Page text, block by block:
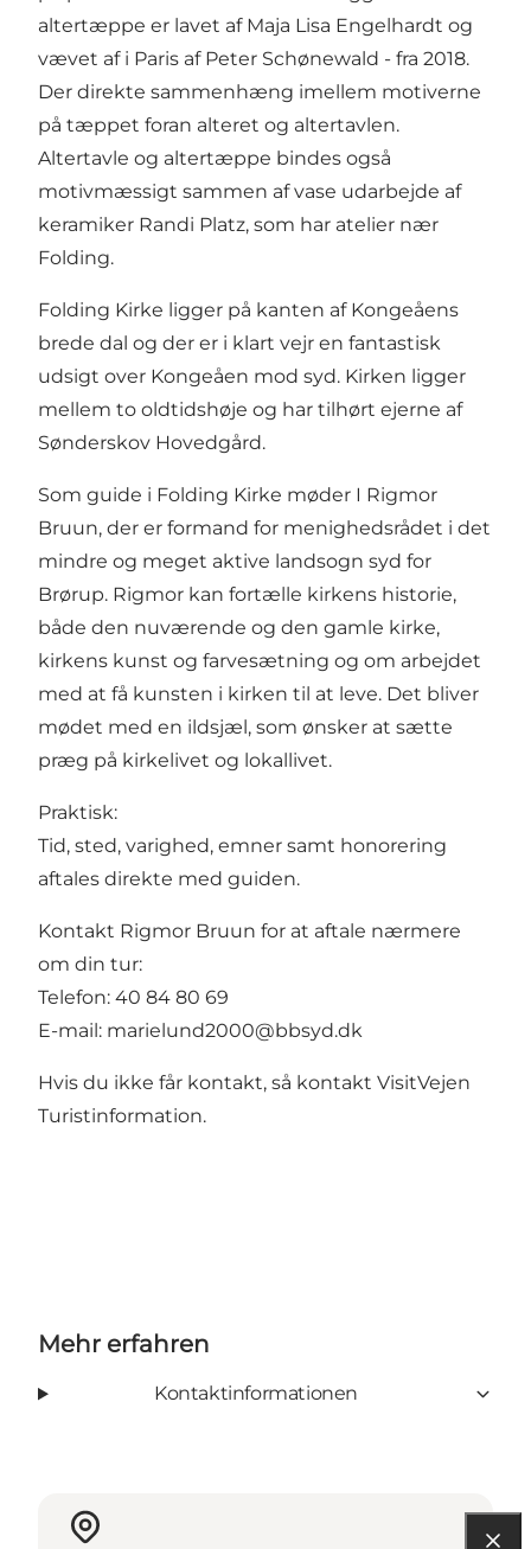
altertæppe er lavet af Maja Lisa Engelhardt og
vævet af i Paris af Peter Schønewald - fra 2018.
Der direkte sammenhæng imellem motiverne
på tæppet foran alteret og altertavlen.
Altertavle og altertæppe bindes også
motivmæssigt sammen af vase udarbejde af
keramiker Randi Platz, som har atelier nær
Folding.
Folding Kirke ligger på kanten af Kongeåens
brede dal og der er i klart vejr en fantastisk
udsigt over Kongeåen mod syd. Kirken ligger
mellem to oldtidshøje og har tilhørt ejerne af
Sønderskov Hovedgård.
Som guide i Folding Kirke møder I Rigmor
Bruun, der er formand for menighedsrådet i det
mindre og meget aktive landsogn syd for
Brørup. Rigmor kan fortælle kirkens historie,
både den nuværende og den gamle kirke,
kirkens kunst og farvesætning og om arbejdet
med at få kunsten i kirken til at leve. Det bliver
mødet med en ildsjæl, som ønsker at sætte
præg på kirkelivet og lokallivet.
Praktisk:
Tid, sted, varighed, emner samt honorering
aftales direkte med guiden.
Kontakt Rigmor Bruun for at aftale nærmere
om din tur:
Telefon: 40 84 80 69
E-mail: marielund2000@bbsyd.dk
Hvis du ikke får kontakt, så kontakt VisitVejen
Turistinformation.
Mehr erfahren
Kontaktinformationen